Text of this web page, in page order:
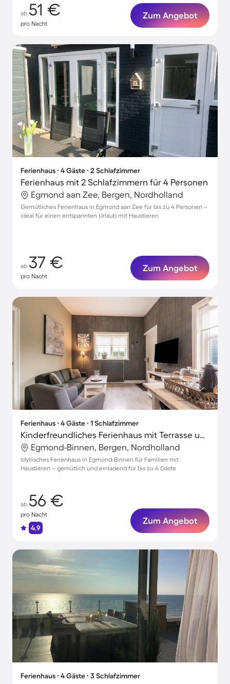
ab 51 €
pro Nacht
Zum Angebot
Ferienhaus ∙ 4 Gäste ∙ 2 Schlafzimmer
Ferienhaus mit 2 Schlafzimmern für 4 Personen
Egmond aan Zee, Bergen, Nordholland
Gemütliches Ferienhaus in Egmond aan Zee für bis zu 4 Personen –
ideal für einen entspannten Urlaub mit Haustieren
ab 37 €
pro Nacht
Zum Angebot
Ferienhaus ∙ 4 Gäste ∙ 1 Schlafzimmer
Kinderfreundliches Ferienhaus mit Terrasse und Grill | Haustierfreundlich
Egmond-Binnen, Bergen, Nordholland
Idyllisches Ferienhaus in Egmond-Binnen für Familien mit
Haustieren – gemütlich und einladend für bis zu 4 Gäste
ab 56 €
pro Nacht
4.9
Zum Angebot
Ferienhaus ∙ 4 Gäste ∙ 3 Schlafzimmer